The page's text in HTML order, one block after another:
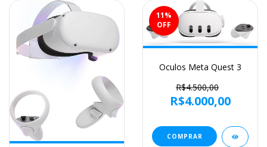
11%
OFF
Oculos Meta Quest 3
R$4.500,00
R$4.000,00
COMPRAR